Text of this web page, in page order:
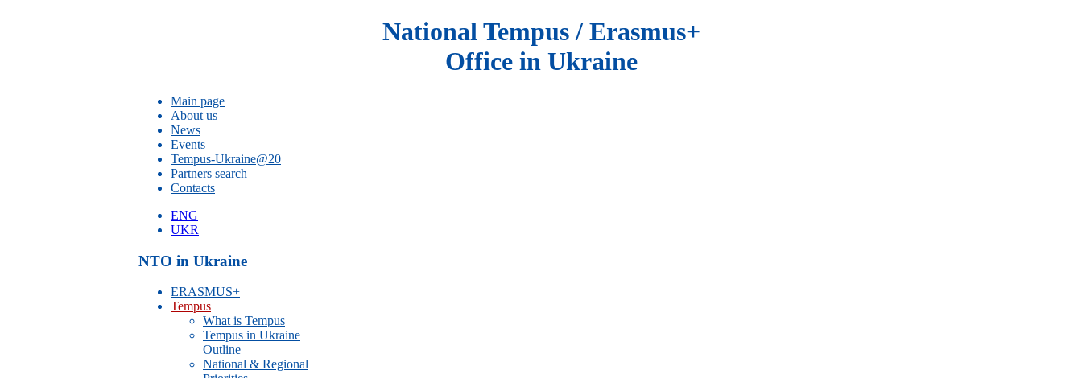
National Tempus / Erasmus+
Office in Ukraine
Main page
About us
News
Events
Tempus-Ukraine@20
Partners search
Contacts
ENG
UKR
NTO in Ukraine
ERASMUS+
Tempus
What is Tempus
Tempus in Ukraine
Outline
National & Regional